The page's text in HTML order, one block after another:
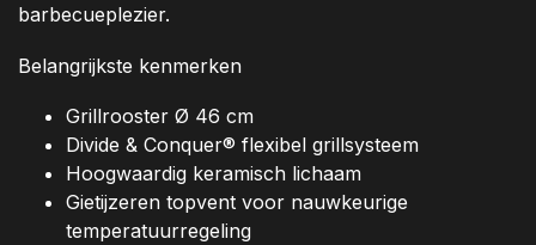
barbecueplezier.
Belangrijkste kenmerken
Grillrooster Ø 46 cm
Divide & Conquer® flexibel grillsysteem
Hoogwaardig keramisch lichaam
Gietijzeren topvent voor nauwkeurige
temperatuurregeling